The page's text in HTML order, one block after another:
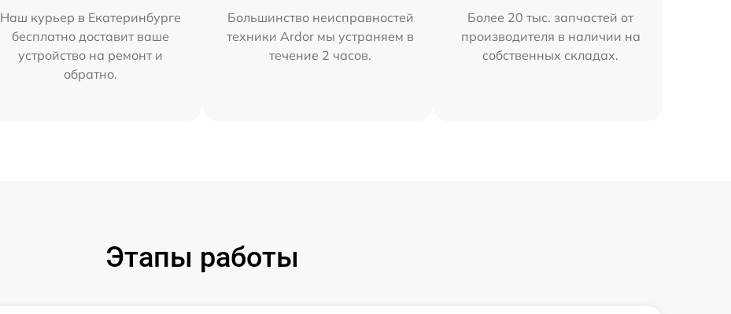
Наш курьер в Екатеринбурге
бесплатно доставит ваше
устройство на ремонт и
обратно.
Большинство неисправностей
техники Ardor мы устраняем в
течение 2 часов.
Более 20 тыс. запчастей от
производителя в наличии на
собственных складах.
Этапы работы